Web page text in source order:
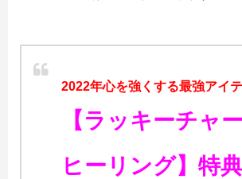
2022年心を強くする最強アイテ
【ラッキーチャ
ヒーリング】 特